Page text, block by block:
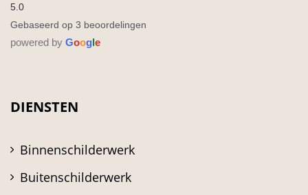
5.0
Gebaseerd op 3 beoordelingen
powered by Google
DIENSTEN
Binnenschilderwerk
Buitenschilderwerk